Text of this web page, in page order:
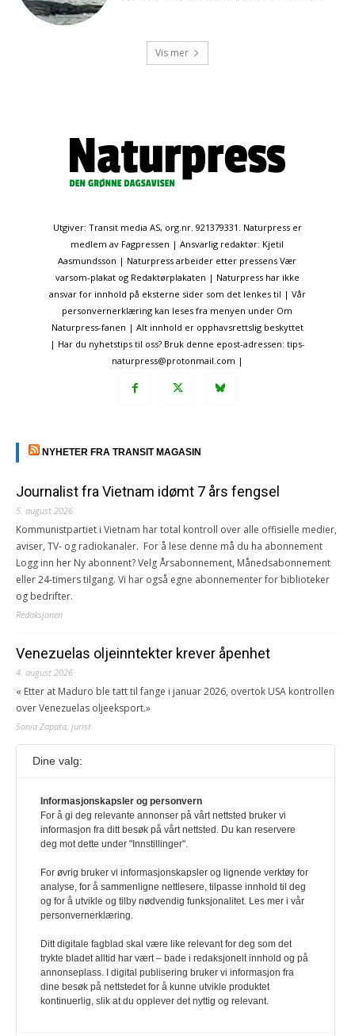
Vis mer
Utgiver: Transit media AS, org.nr. 921379331. Naturpress er
medlem av Fagpressen | Ansvarlig redaktør: Kjetil
Aasmundsson | Naturpress arbeider etter pressens Vær
varsom-plakat og Redaktørplakaten | Naturpress har ikke
ansvar for innhold på eksterne sider som det lenkes til | Vår
personvernerklæring kan leses fra menyen under Om
Naturpress-fanen | Alt innhold er opphavsrettslig beskyttet
| Har du nyhetstips til oss? Bruk denne epost-adressen: tips-
naturpress@protonmail.com |
NYHETER FRA TRANSIT MAGASIN
Journalist fra Vietnam idømt 7 års fengsel
5. august 2026
Kommunistpartiet i Vietnam har total kontroll over alle offisielle medier,
aviser, TV- og radiokanaler. For å lese denne må du ha abonnement
Logg inn her Ny abonnent? Velg Årsabonnement, Månedsabonnement
eller 24-timers tilgang. Vi har også egne abonnementer for biblioteker
og bedrifter.
Redaksjonen
Venezuelas oljeinntekter krever åpenhet
4. august 2026
« Etter at Maduro ble tatt til fange i januar 2026, overtok USA kontrollen
over Venezuelas oljeeksport.»
Sonia Zapata, jurist
117,8 millioner er på flukt, en nedgang fra forrige
1. august 2026
Ville ha tilsvart verdens trettende største land i folketall. For å lese
denne må du ha abonnement Logg inn her Ny abonnent? Velg
også egne abonnementer for biblioteker og bedrifter.
Redaksjonen
Dine valg:
Informasjonskapsler og personvern
For å gi deg relevante annonser på vårt nettsted bruker vi
informasjon fra ditt besøk på vårt nettsted. Du kan reservere
deg mot dette under "Innstillinger".
For øvrig bruker vi informasjonskapsler og lignende verktøy for
analyse, for å sammenligne nettlesere, tilpasse innhold til deg
og for å utvikle og tilby nødvendig funksjonalitet. Les mer i vår
personvernerklæring.
Ditt digitale fagblad skal være like relevant for deg som det
trykte bladet alltid har vært – bade i redaksjonelt innhold og på
annonseplass. I digital publisering bruker vi informasjon fra
dine besøk på nettstedet for å kunne utvikle produktet
kontinuerlig, slik at du opplever det nyttig og relevant.